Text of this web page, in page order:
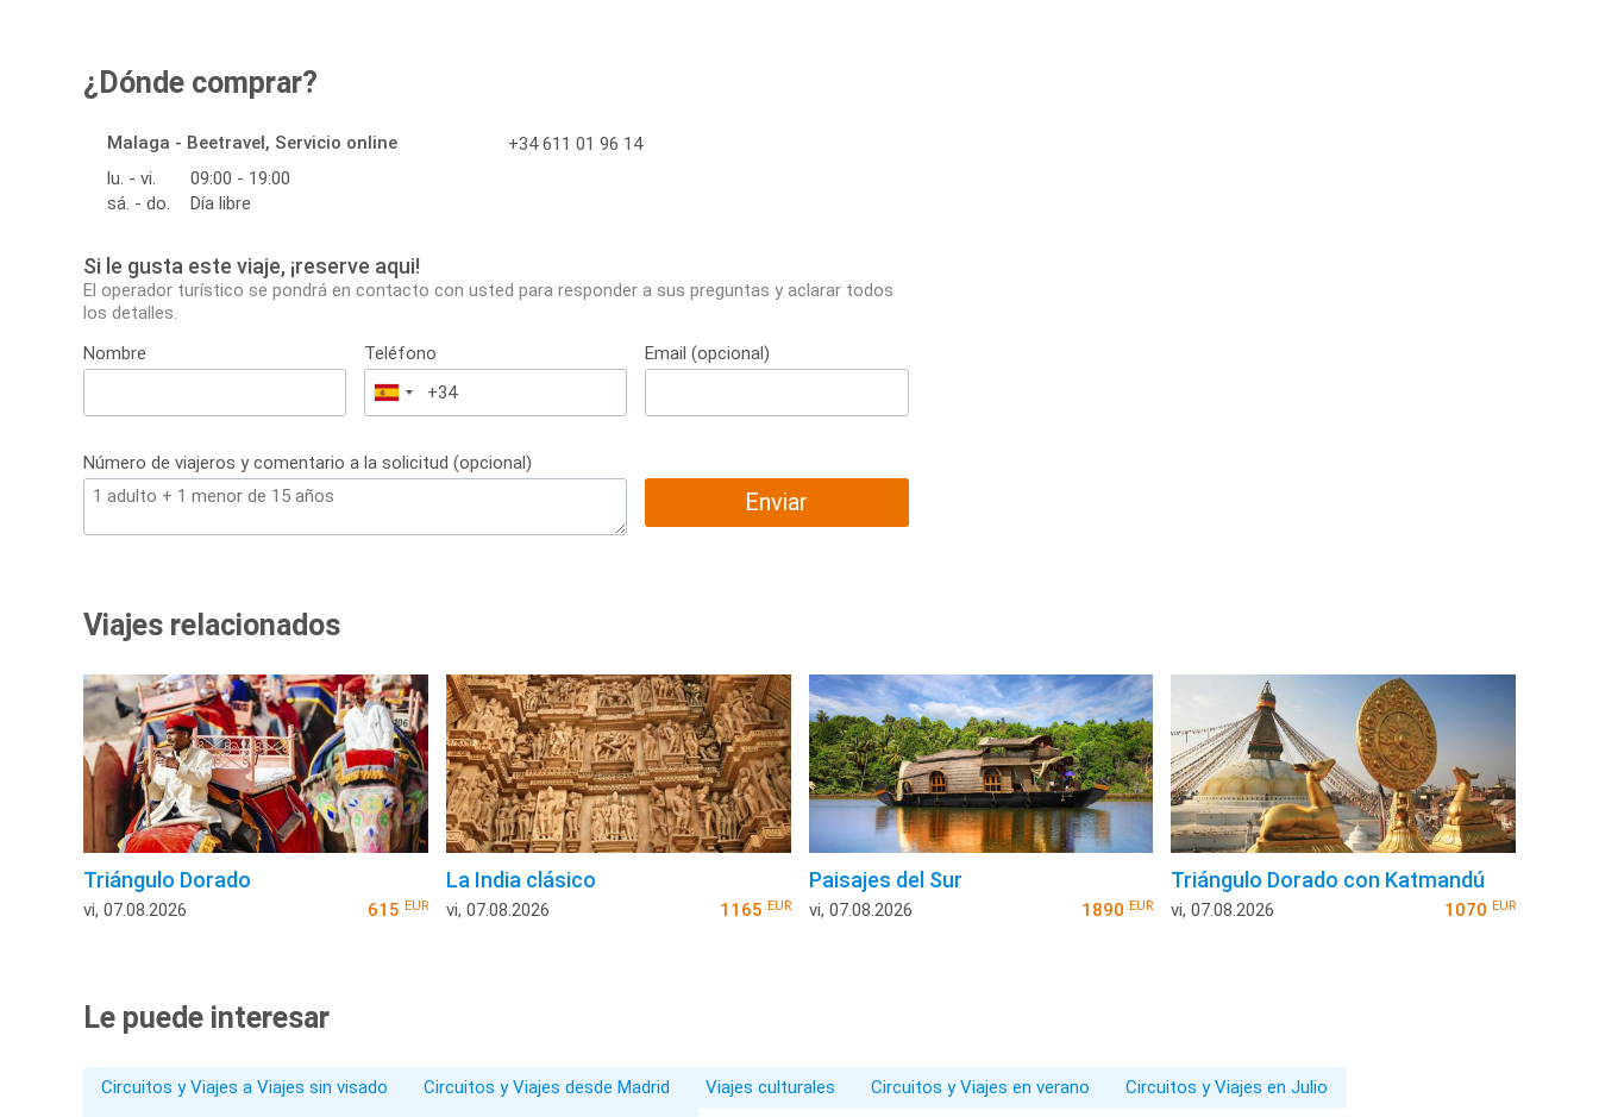
¿Dónde comprar?
Malaga - Beetravel, Servicio online
lu. - vi.
09:00 - 19:00
sá. - do.
Día libre
+34 611 01 96 14
Si le gusta este viaje, ¡reserve aqui!
El operador turístico se pondrá en contacto con usted para responder a sus preguntas y aclarar todos
los detalles.
Nombre
Teléfono
España
+34
Email (opcional)
Número de viajeros y comentario a la solicitud (opcional)
Enviar
Viajes relacionados
Triángulo Dorado
vi, 07.08.2026 615 EUR
La India clásico
vi, 07.08.2026 1165 EUR
Paisajes del Sur
vi, 07.08.2026 1890EUR
Triángulo Dorado con Katmandú
vi, 07.08.2026 1070 EUR
Le puede interesar
Circuitos y Viajes a Viajes sin visado Circuitos y Viajes desde Madrid Viajes culturales Circuitos y Viajes en verano Circuitos y Viajes en Julio